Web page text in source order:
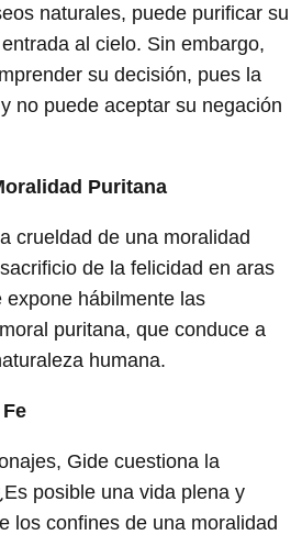
naturales, puede purificar su
al cielo. Sin embargo,
su decisión, pues la
no puede aceptar su negación
Puritana
crueldad de una moralidad
de la felicidad en aras
hábilmente las
puritana, que conduce a
humana.
Gide cuestiona la
posible una vida plena y
los confines de una moralidad